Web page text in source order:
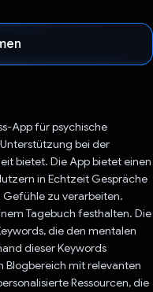
App für psychische
bei der
bietet. Die App bietet einen
in Echtzeit Gespräche
zu verarbeiten.
Tagebuch festhalten. Die
die den mentalen
dieser Keywords
Blogbereich mit relevanten
Ressourcen, die